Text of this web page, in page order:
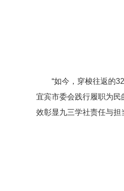
“如今，穿梭往返的
宜宾市委会践行履职为
效彰显九三学社责任与担